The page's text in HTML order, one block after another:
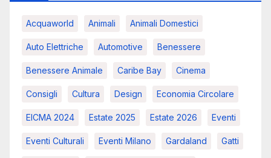
Acquaworld Animali Animali Domestici
Auto Elettriche Automotive Benessere
Benessere Animale Caribe Bay Cinema
Consigli Cultura Design Economia Circolare
EICMA 2024 Estate 2025 Estate 2026 Eventi
Eventi Culturali Eventi Milano Gardaland Gatti